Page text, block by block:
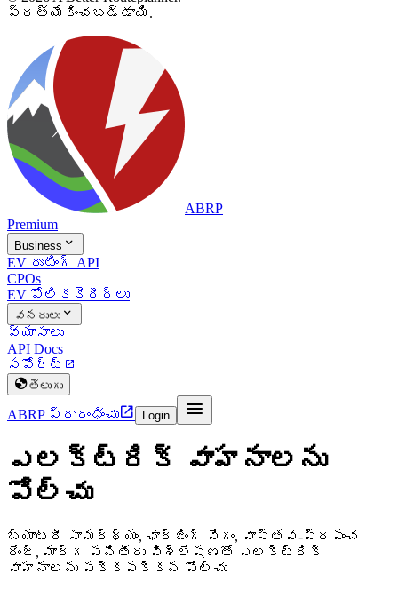
ప్రత్యేకించబడ్డాయి.
ABRP
Premium
Business 
EV రూటింగ్ API
CPOs
EV పోలిక కెరీర్లు
వనరులు 
వ్యాసాలు
API Docs
సపోర్ట్ 
తెలుగు
ABRP ప్రారంభించు Login 
ఎలక్ట్రిక్ వాహనాలను
పోల్చు
బ్యాటరీ సామర్థ్యం, ఛార్జింగ్ వేగం, వాస్తవ-ప్రపంచ
రేంజ్, మార్గ పనితీరు విశ్లేషణతో ఎలక్ట్రిక్
వాహనాలను పక్కపక్కన పోల్చు